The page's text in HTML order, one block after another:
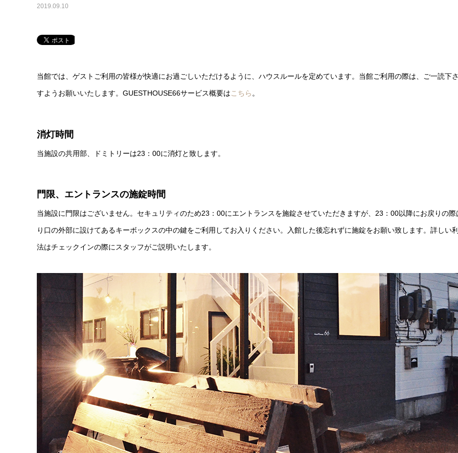
2019.09.10
当館では、ゲストご利用の皆様が快適にお過ごしいただけるように、ハウスルールを定めています。当館ご利用の際は、ご一読下
すようお願いいたします。 GUESTHOUSE66サービス概要は こちら 。
消灯時間
当施設の共用部、ドミトリーは23：00に消灯と致します。
門限、エントランスの施錠時間
当施設に門限はございません。セキュリティのため23：00にエントランスを施錠させていただきますが、23：00以降にお戻りの際
り口の外部に設けてあるキーボックスの中の鍵をご利用してお入りください。入館した後忘れずに施錠をお願い致します。詳しい
法はチェックインの際にスタッフがご説明いたします。